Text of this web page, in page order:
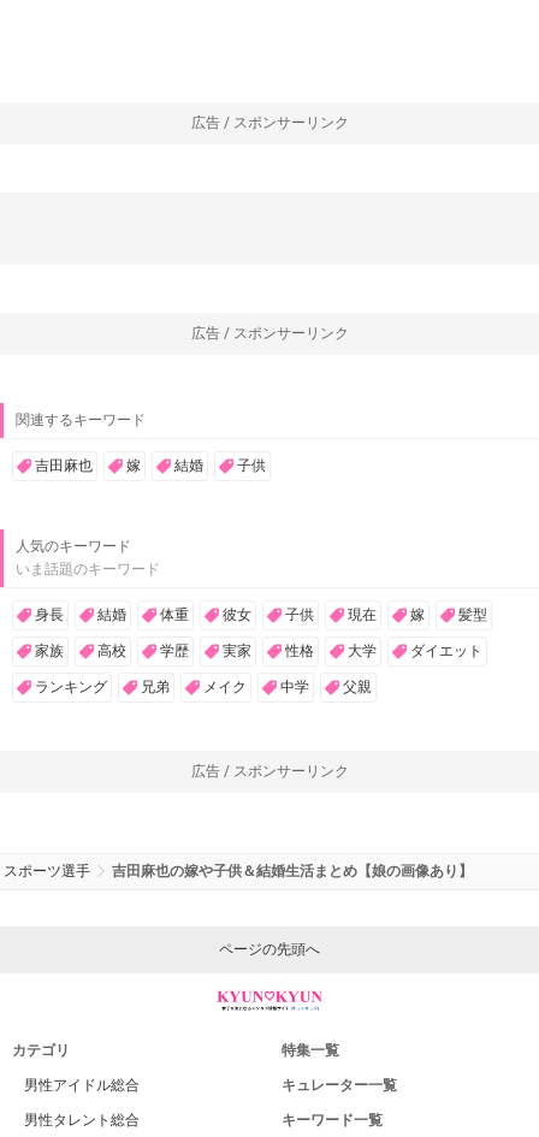
広告 / スポンサーリンク
広告 / スポンサーリンク
関連するキーワード
吉田麻也 嫁 結婚 子供
人気のキーワード
いま話題のキーワード
身長 結婚 体重 彼女 子供 現在 嫁 髪型
家族 高校 学歴 実家 性格 大学 ダイエット
ランキング 兄弟 メイク 中学 父親
広告 / スポンサーリンク
スポーツ選手 吉田麻也の嫁や子供＆結婚生活まとめ【娘の画像あり】
ページの先頭へ
カテゴリ
男性アイドル総合
男性タレント総合
特集一覧
キュレーター一覧
キーワード一覧